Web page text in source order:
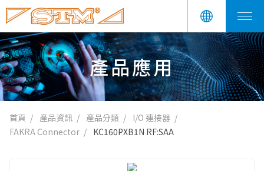
產品應用
首頁 產品資訊 產品分類
I/O 連接器
FAKRA Connector
KC160PXB1N RF:SAA